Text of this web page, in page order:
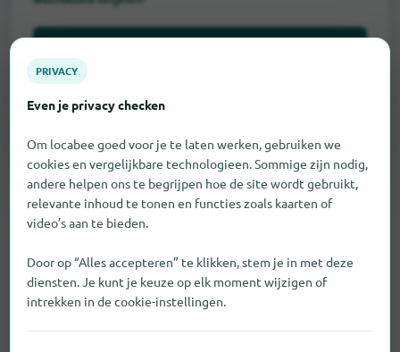
Heb je nog geen verkopersaccount?
PRIVACY
Even je privacy checken
Om locabee goed voor je te laten werken, gebruiken we
cookies en vergelijkbare technologieen. Sommige zijn nodig,
andere helpen ons te begrijpen hoe de site wordt gebruikt,
relevante inhoud te tonen en functies zoals kaarten of
video’s aan te bieden.
Door op “Alles accepteren” te klikken, stem je in met deze
diensten. Je kunt je keuze op elk moment wijzigen of
intrekken in de cookie-instellingen.